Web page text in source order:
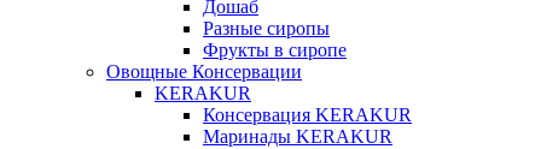
Дошаб
Разные сиропы
Фрукты в сиропе
Овощные Консервации
KERAKUR
Консервация KERAKUR
Маринады KERAKUR